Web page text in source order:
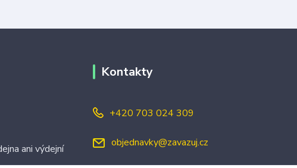
ani výdejní
Kontakty
+420 703 024 309
objednavky@zavazuj.cz